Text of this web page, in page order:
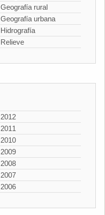
Geografía rural
Geografía urbana
Hidrografía
Relieve
2012
2011
2010
2009
2008
2007
2006